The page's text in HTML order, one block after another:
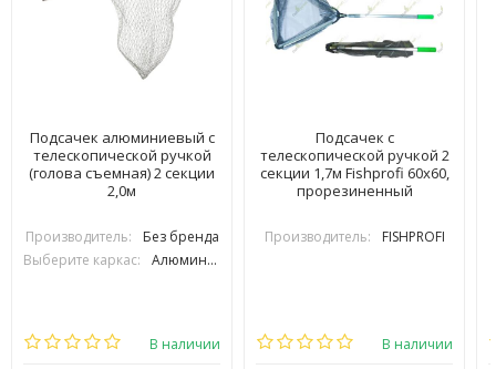
Подсачек алюминиевый с
телескопической ручкой
(голова съемная) 2 секции
2,0м
Производитель:
Без бренда
Выберите каркас:
Алюминиевый
В наличии
Подсачек с
телескопической ручкой 2
секции 1,7м Fishprofi 60х60,
прорезиненный
Производитель: FISHPROFI
В наличии